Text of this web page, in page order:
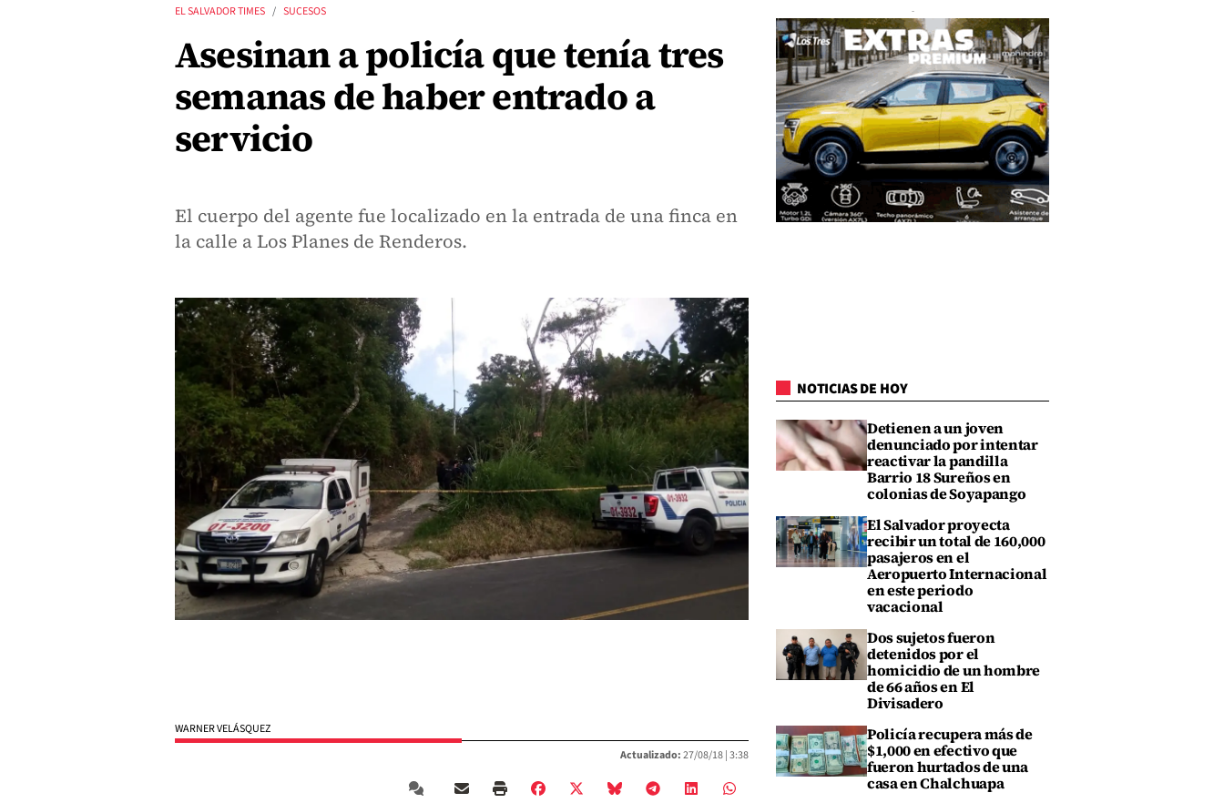
EL SALVADOR TIMES SUCESOS
Asesinan a policía que tenía tres
semanas de haber entrado a
servicio
El cuerpo del agente fue localizado en la entrada de una finca en
la calle a Los Planes de Renderos.
WARNER VELÁSQUEZ
Actualizado:27/08/18 |3:38
NOTICIAS DE HOY
Detienen a un joven
denunciado por intentar
reactivar la pandilla
Barrio 18 Sureños en
colonias de Soyapango
El Salvador proyecta
recibir un total de 160,000
pasajeros en el
Aeropuerto Internacional
en este periodo
vacacional
Dos sujetos fueron
detenidos por el
homicidio de un hombre
de 66 años en El
Divisadero
Policía recupera más de
$1,000 en efectivo que
fueron hurtados de una
casa en Chalchuapa